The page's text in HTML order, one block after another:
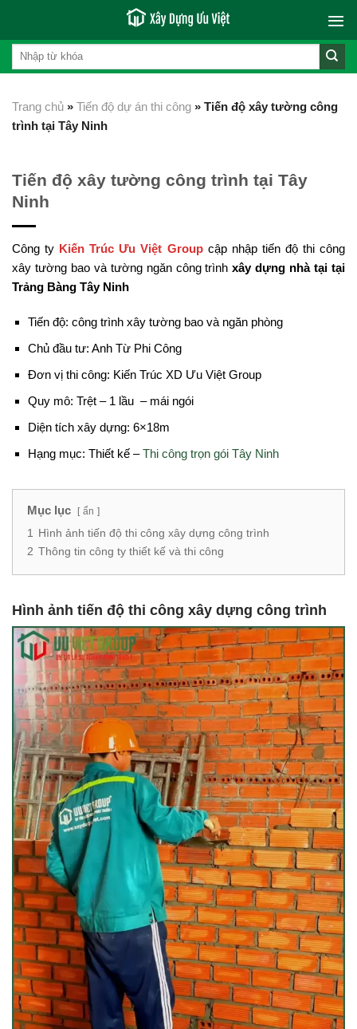
content
Trang chủ » Tiến độ dự án thi công » Tiến độ xây tường công
trình tại Tây Ninh
Tiến độ xây tường công trình tại Tây
Ninh
Công ty Kiến Trúc Ưu Việt Groupcập nhập tiến độ thi công
xây tường bao và tường ngăn công trìnhxây dựng nhà tại tại
Trảng Bàng Tây Ninh
Tiến độ: công trình xây tường bao và ngăn phòng
Chủ đầu tư: Anh Từ Phi Công
Đơn vị thi công: Kiến Trúc XD Ưu Việt Group
Quy mô: Trệt – 1 lầu – mái ngói
Diện tích xây dựng: 6×18m
Hạng mục: Thiết kế –Thi công trọn gói Tây Ninh
Mục lục ẩn
1 Hình ảnh tiến độ thi công xây dựng công trình
2 Thông tin công ty thiết kế và thi công
Hình ảnh tiến độ thi công xây dựng công trình